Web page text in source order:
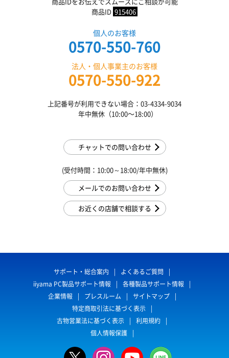
商品ID 915406
個人のお客様
0570-550-760
法人・個人事業主のお客様
0570-550-922
上記番号が利用できない場合：03-4334-9034
年中無休（10:00〜18:00）
チャットでの問い合わせ
(受付時間：10:00～18:00/年中無休)
メールでのお問い合わせ
お近くの店舗で相談する
サポート・総合案内
よくあるご質問
iiyama PC製品サポート情報
各種製品サポート情報
企業情報
プレスルーム
サイトマップ
特定商取引法に基づく表示
古物営業法に基づく表示
利用規約
個人情報保護